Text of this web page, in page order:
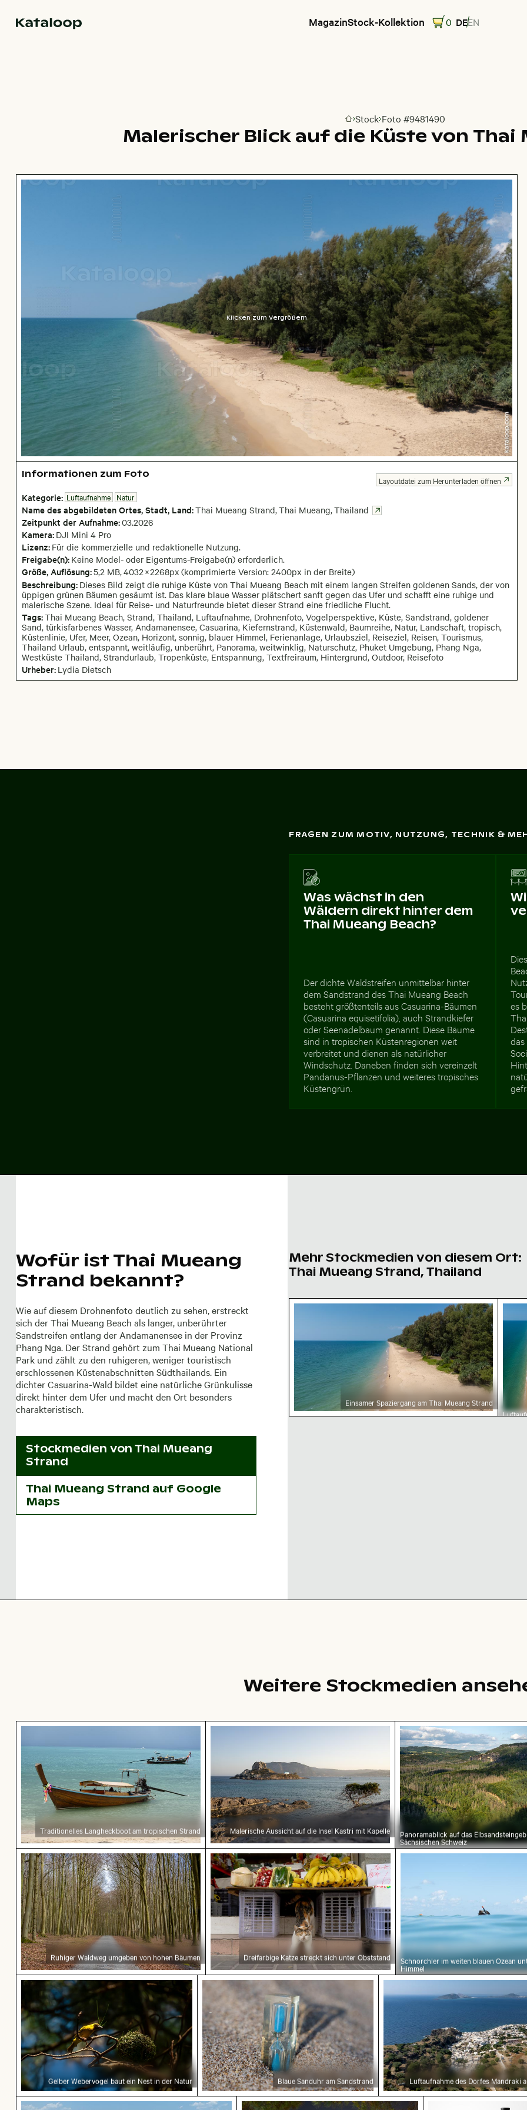
MagazinStock-Kollektion 0 DEEN
Zur Homepage
Stock Foto #9481490
Malerischer Blick auf die Küste von Thai
Klicken zum Vergrößern
Informationen zum Foto
Kategorie: Luftaufnahme Natur
Name des abgebildeten Ortes,Stadt, Land:Thai Mueang Strand,Thai Mueang,Thailand
Zeitpunkt der Aufnahme:03.2026
Kamera: DJI Mini 4 Pro
Lizenz: Für die kommerzielle und redaktionelle Nutzung.
Freigabe(n): Keine Model- oder Eigentums-Freigabe(n) erforderlich.
Größe, Auflösung:5,2 MB,4032×2268px (komprimierte Version: 2400px in der Breite)
Beschreibung: Dieses Bild zeigt die ruhige Küste von Thai Mueang Beach mit einem langen Streifen goldenen Sands, der von
üppigen grünen Bäumen gesäumt ist. Das klare blaue Wasser plätschert sanft gegen das Ufer und schafft eine ruhige und
malerische Szene. Ideal für Reise- und Naturfreunde bietet dieser Strand eine friedliche Flucht.
Tags:Thai Mueang Beach, Strand, Thailand, Luftaufnahme, Drohnenfoto, Vogelperspektive, Küste, Sandstrand, goldener
Sand, türkisfarbenes Wasser, Andamanensee, Casuarina, Kiefernstrand, Küstenwald, Baumreihe, Natur, Landschaft, tropisch,
Küstenlinie, Ufer, Meer, Ozean, Horizont, sonnig, blauer Himmel, Ferienanlage, Urlaubsziel, Reiseziel, Reisen, Tourismus,
Thailand Urlaub, entspannt, weitläufig, unberührt, Panorama, weitwinklig, Naturschutz, Phuket Umgebung, Phang Nga,
Westküste Thailand, Strandurlaub, Tropenküste, Entspannung, Textfreiraum, Hintergrund, Outdoor, Reisefoto
Urheber: Lydia Dietsch
Layoutdatei zum Herunterladen öffnen
FRAGEN ZUM MOTIV, NUTZUNG, TECHNIK &
Was wächst in den
Wäldern direkt hinter dem
Thai Mueang Beach?
Der dichte Waldstreifen unmittelbar hinter
dem Sandstrand des Thai Mueang Beach
besteht größtenteils aus Casuarina-Bäumen
(Casuarina equisetifolia), auch Strandkiefer
oder Seenadelbaum genannt. Diese Bäume
sind in tropischen Küstenregionen weit
verbreitet und dienen als natürlicher
Windschutz. Daneben finden sich vereinzelt
Pandanus-Pflanzen und weiteres tropisches
Küstengrün.
es
das
Wofür ist Thai Mueang
Strand bekannt?
Wie auf diesem Drohnenfoto deutlich zu sehen, erstreckt
sich der Thai Mueang Beach als langer, unberührter
Sandstreifen entlang der Andamanensee in der Provinz
Phang Nga. Der Strand gehört zum Thai Mueang National
Park und zählt zu den ruhigeren, weniger touristisch
erschlossenen Küstenabschnitten Südthailands. Ein
dichter Casuarina-Wald bildet eine natürliche Grünkulisse
direkt hinter dem Ufer und macht den Ort besonders
charakteristisch.
Stockmedien von Thai Mueang
Strand
Thai Mueang Strand auf Google
Maps
Mehr Stockmedien von diesem Ort:
Thai Mueang Strand, Thailand
Einsamer Spaziergang am Thai Mueang Strand
Einsamer Spaziergang am Thai Mueang Strand
Weitere Stockmedien
Traditionelles Langheckboot am tropischen Strand
Traditionelles Langheckboot am tropischen Strand
Malerische Aussicht auf die Insel Kastri mit Kapelle
Malerische Aussicht auf die Insel Kastri mit Kapelle
Panoramablick auf das
Panoramablick auf das
Sächsischen Schweiz
Ruhiger Waldweg umgeben von hohen Bäumen
Ruhiger Waldweg umgeben von hohen Bäumen
Dreifarbige Katze streckt sich unter Obststand
Dreifarbige Katze streckt sich unter Obststand
Schnorchler im weiten
Schnorchler im weiten blauen Ozean
Himmel
Gelber Webervogel baut ein Nest in der Natur
Gelber Webervogel baut ein Nest in der Natur
Blaue Sanduhr am Sandstrand
Blaue Sanduhr am Sandstrand
Luftaufnahme des Dorfes
Luftaufnahme des Dorfes Mandraki
Luftaufnahme von Laem Haad Beach, Koh Yao YaiNachtansicht von Lissabon mit Aussichtspunkt
Elegante